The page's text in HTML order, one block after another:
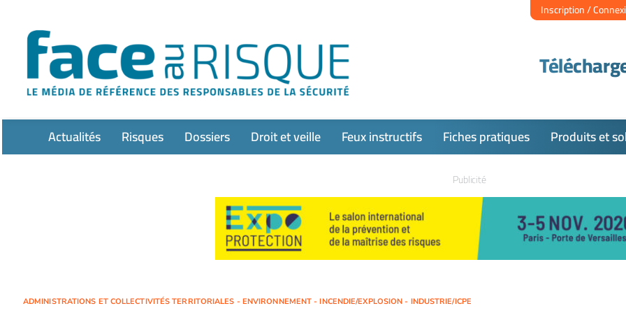
contenu
Inscription /
Actualités Risques Dossiers Droit et veille Feux instructifs Fiches pratiques Produits et
Publicité
ADMINISTRATIONS ET COLLECTIVITÉS TERRITORIALES - ENVIRONNEMENT - INCENDIE/EXPLOSION - INDUSTRIE/ICPE